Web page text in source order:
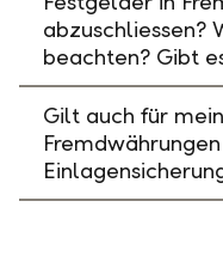
abzuschliessen?
beachten? Gibt
Gilt auch für